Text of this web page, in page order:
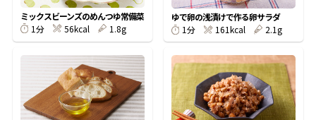
主菜レシピ
汁物レシピ
時短レシピ
かつお節の削り方
かつお節・だしをもっと知る
ヤマキ かつお節プラス®
キャンペーン一覧
企業情報
- 百年対話
- ヤマキ かつお節プラス®
お問い合わせ
ヤマキお客様相談室
オンラインショップ
コミュニティサイト
ミックスビーンズのめんつゆ常備菜
1分
56kcal 1.8g
ゆで卵の浅漬けで作る卵サラダ
1分
161kcal 2.1g